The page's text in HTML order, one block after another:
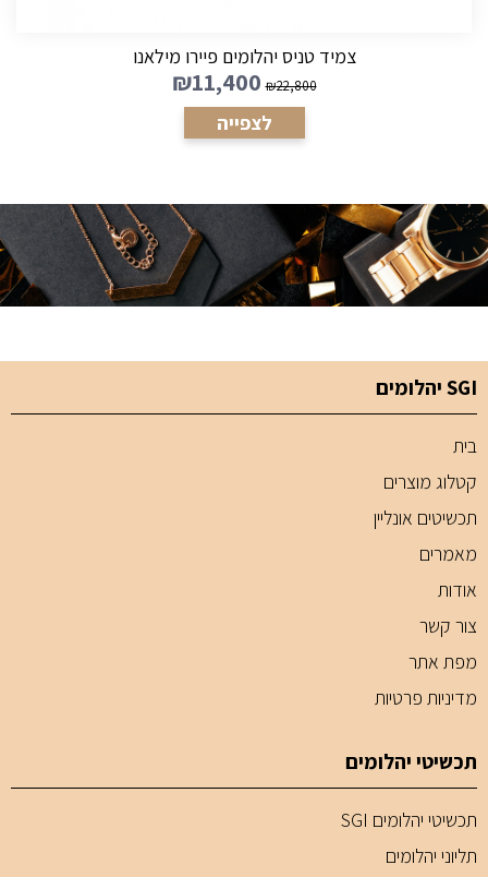
צמיד טניס יהלומים פיירו מילאנו
₪11,400 ₪22,800
לצפייה
SGI יהלומים
בית
קטלוג מוצרים
תכשיטים אונליין
מאמרים
אודות
צור קשר
מפת אתר
מדיניות פרטיות
תכשיטי יהלומים
תכשיטי יהלומים SGI
תליוני יהלומים